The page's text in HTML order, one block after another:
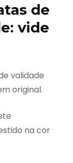
de
vide
validade
original.
na cor